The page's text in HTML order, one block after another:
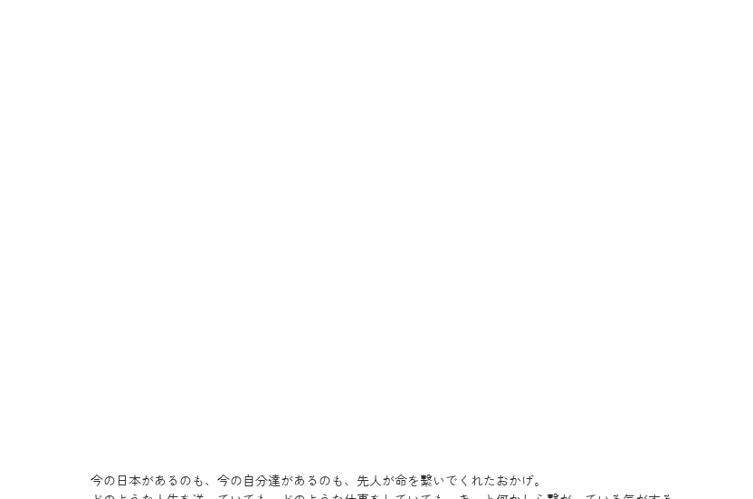
今の日本があるのも、今の自分達があるのも、先人が命を繋いでくれたおかげ。